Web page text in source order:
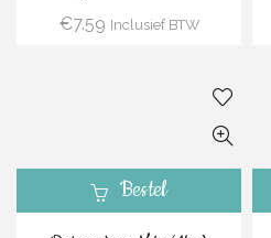
€7.59 Inclusief BTW
Bestel